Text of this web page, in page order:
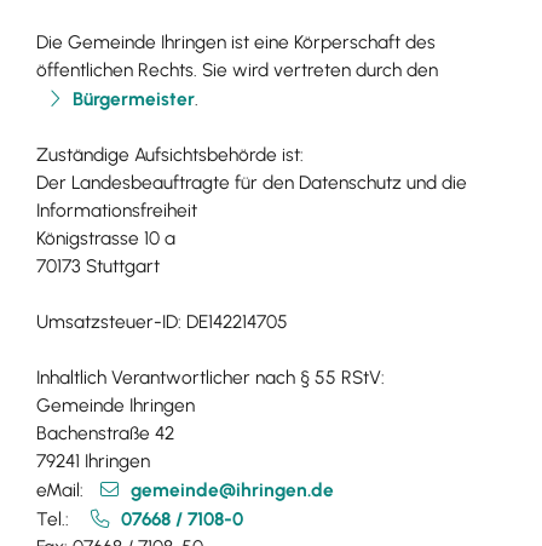
Die Gemeinde Ihringen ist eine Körperschaft des
öffentlichen Rechts. Sie wird vertreten durch den
Bürgermeister.
Zuständige Aufsichtsbehörde ist:
Der Landesbeauftragte für den Datenschutz und die
Informationsfreiheit
Königstrasse 10 a
70173 Stuttgart
Umsatzsteuer-ID: DE142214705
Inhaltlich Verantwortlicher nach § 55 RStV:
Gemeinde Ihringen
Bachenstraße 42
79241 Ihringen
eMail:
gemeinde@ihringen.de
Tel.:
07668 / 7108-0